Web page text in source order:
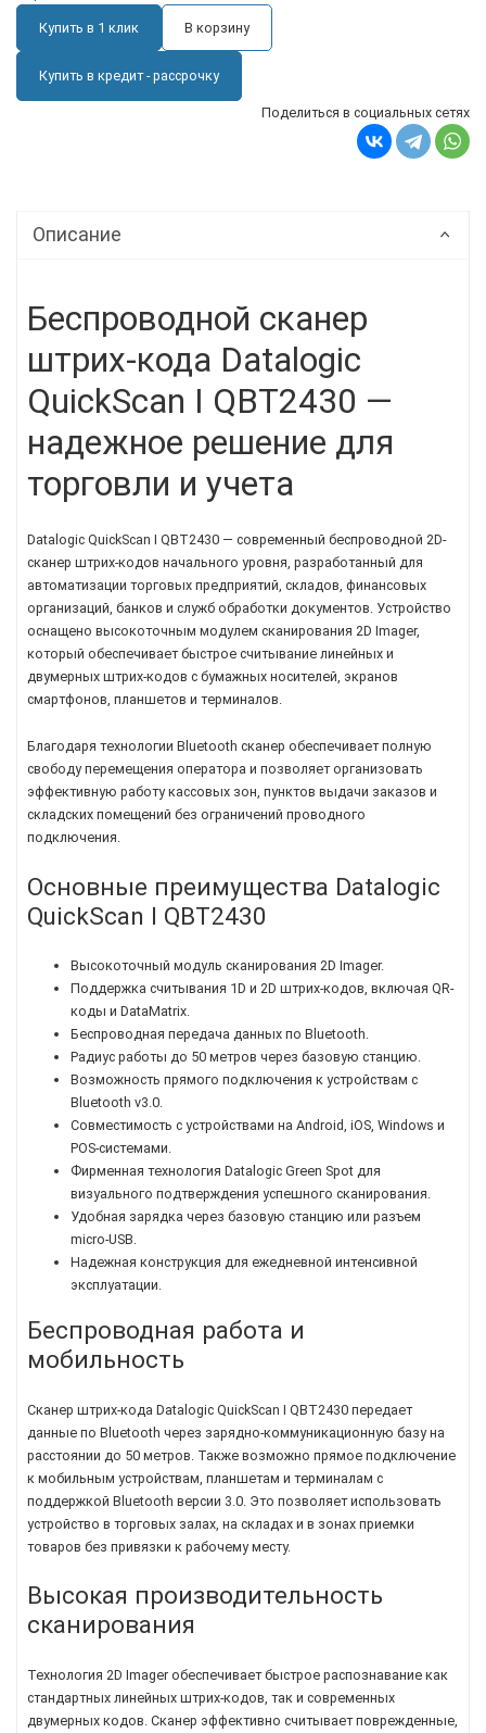
Купить в 1 клик В корзину
Купить в кредит - рассрочку
Поделиться в социальных сетях
Описание
Беспроводной сканер
штрих-кода Datalogic
QuickScan I QBT2430 —
надежное решение для
торговли и учета
Datalogic QuickScan I QBT2430 — современный беспроводной 2D-
сканер штрих-кодов начального уровня, разработанный для
автоматизации торговых предприятий, складов, финансовых
организаций, банков и служб обработки документов. Устройство
оснащено высокоточным модулем сканирования 2D Imager,
который обеспечивает быстрое считывание линейных и
двумерных штрих-кодов с бумажных носителей, экранов
смартфонов, планшетов и терминалов.
Благодаря технологии Bluetooth сканер обеспечивает полную
свободу перемещения оператора и позволяет организовать
эффективную работу кассовых зон, пунктов выдачи заказов и
складских помещений без ограничений проводного
подключения.
Основные преимущества Datalogic
QuickScan I QBT2430
Высокоточный модуль сканирования 2D Imager.
Поддержка считывания 1D и 2D штрих-кодов, включая QR-
коды и DataMatrix.
Беспроводная передача данных по Bluetooth.
Радиус работы до 50 метров через базовую станцию.
Возможность прямого подключения к устройствам с
Bluetooth v3.0.
Совместимость с устройствами на Android, iOS, Windows и
POS-системами.
Фирменная технология Datalogic Green Spot для
визуального подтверждения успешного сканирования.
Удобная зарядка через базовую станцию или разъем
micro-USB.
Надежная конструкция для ежедневной интенсивной
эксплуатации.
Беспроводная работа и
мобильность
Сканер штрих-кода Datalogic QuickScan I QBT2430 передает
данные по Bluetooth через зарядно-коммуникационную базу на
расстоянии до 50 метров. Также возможно прямое подключение
к мобильным устройствам, планшетам и терминалам с
поддержкой Bluetooth версии 3.0. Это позволяет использовать
устройство в торговых залах, на складах и в зонах приемки
товаров без привязки к рабочему месту.
Высокая производительность
сканирования
Технология 2D Imager обеспечивает быстрое распознавание как
стандартных линейных штрих-кодов, так и современных
двумерных кодов. Сканер эффективно считывает поврежденные,